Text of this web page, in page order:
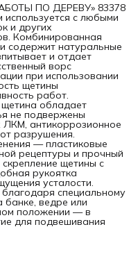
ПО ДЕРЕВУ» 83378
с любыми
и других
Комбинированная
содержит натуральные
и отдает
ворс
при использовании
щетины
работ.
обладает
не подвержены
ЛКМ, антикоррозионное
разрушения.
— пластиковые
рецептуры и прочный
щетины с
рукоятка
усталости.
специальному
банке, ведре или
положении — в
для подвешивания